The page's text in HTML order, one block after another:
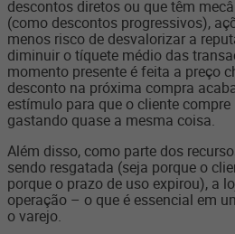
descontos diretos ou que têm
(como descontos progressivos),
menos risco de desvalorizar a
diminuir o tíquete médio das
momento presente é feita a preço
desconto na próxima compra
estímulo para que o cliente
gastando quase a mesma coisa.
Além disso, como parte dos
sendo resgatada (seja porque o
porque o prazo de uso expirou), a
operação – o que é essencial em
o varejo.